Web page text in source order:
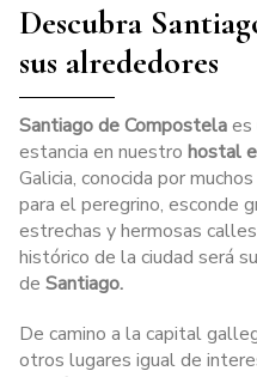
Descubra
sus alrededores
Santiago deCompostelaes
estancia en nuestro hostal
Galicia, conocida por
para el peregrino, esconde
estrechas y hermosas
histórico de la ciudad será
de Santiago.
De camino a la capital
otros lugares igual de